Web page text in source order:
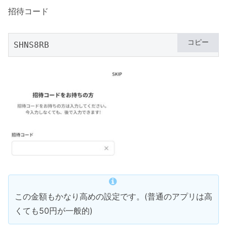
招待コード
SHNS8RB コピー
この金額もかなり高めの設定です。(普通のアプリは高
くても50円が一般的)